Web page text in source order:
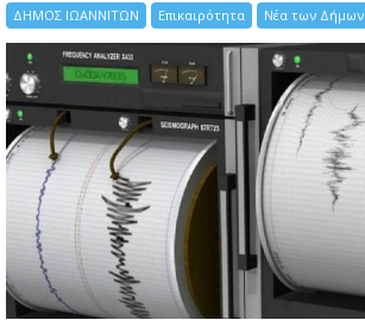
ΔΗΜΟΣ ΙΩΑΝΝΙΤΩΝ Επικαιρότητα Νέα των Δήμων